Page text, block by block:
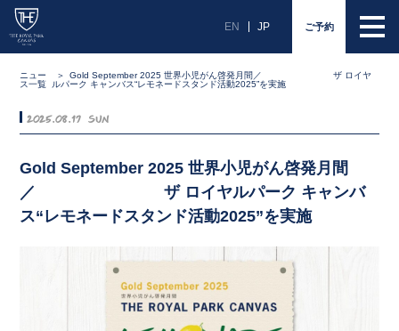
EN JP ご予約
ニュー
ス一覧
Gold September 2025 世界小児がん啓発月間／ ザ ロイヤ
ルパーク キャンバス“レモネードスタンド活動2025”を実施
2025.08.17 Sun
Gold September 2025 世界小児がん啓発月間
／ ザ ロイヤルパーク キャンバ
ス“レモネードスタンド活動2025”を実施